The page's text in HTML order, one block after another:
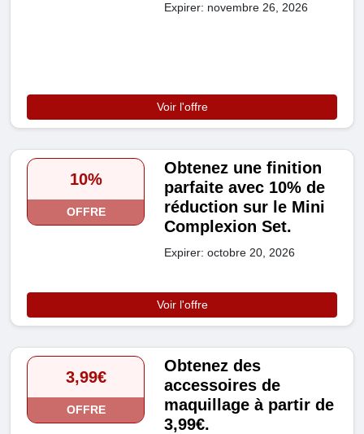
Expirer: novembre 26, 2026
Voir l'offre
10%
OFFRE
Obtenez une finition
parfaite avec 10% de
réduction sur le Mini
Complexion Set.
Expirer: octobre 20, 2026
Voir l'offre
3,99€
OFFRE
Obtenez des
accessoires de
maquillage à partir de
3,99€.